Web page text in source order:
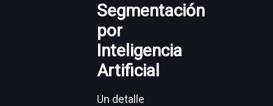
Segmentación
por
Inteligencia
Artificial
Un detalle